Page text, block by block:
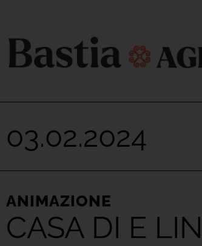
03.02.2024
ANIMAZIONE
CASA DI E